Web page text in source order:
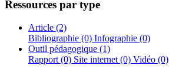
Ressources par type
Article (2)
Bibliographie (0) Infographie (0)
Outil pédagogique (1)
Rapport (0) Site internet (0) Vidéo (0)